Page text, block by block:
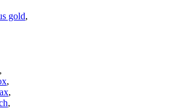
gold,
,
,
,
,